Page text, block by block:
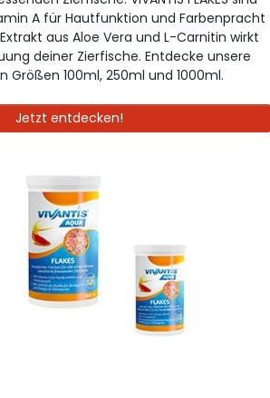
A für Hautfunktion und Farbenpracht
aus Aloe Vera und L-Carnitin wirkt
deiner Zierfische. Entdecke unsere
Größen 100ml, 250ml und 1000ml.
Jetzt entdecken!